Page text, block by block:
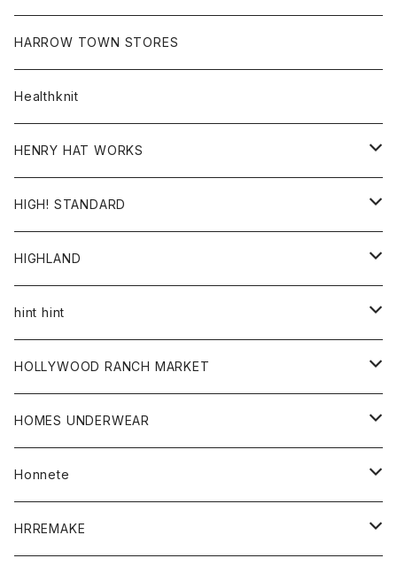
スウェット
カーディガン
コート
ボトム
パンツ
ロンTEE
HARROW TOWN STORES
Healthknit
HENRY HAT WORKS
帽子
HIGH! STANDARD
アウター
ジャケット
トップス
シャツ
カーディガン
ボトム
グッズ
帽子
HIGHLAND
帽子
hint hint
ストール
HOLLYWOOD RANCH MARKET
アウター
カーディガン
コート
アクセサリー
ウォレット
キッズ
HOMES UNDERWEAR
アウター
カーディガン
キッズ
Honnete
ブラウス
HRREMAKE